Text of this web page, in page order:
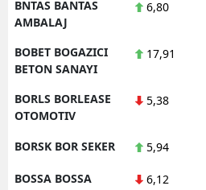
BNTAS BANTAS
AMBALAJ
6,80
BOBET BOGAZICI
BETON SANAYI
17,91
BORLS BORLEASE
OTOMOTIV
5,38
BORSK BOR SEKER 5,94
BOSSA BOSSA 6,12